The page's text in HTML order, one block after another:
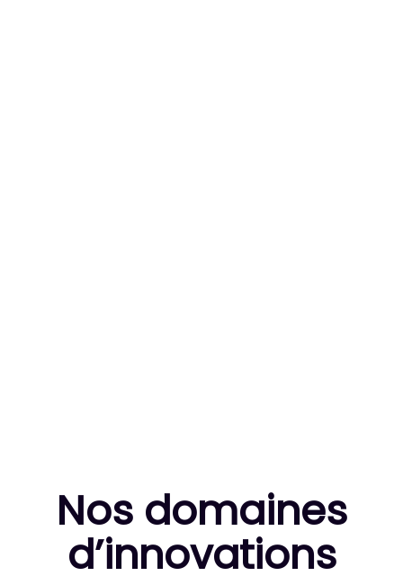
Nos domaines
d’innovations